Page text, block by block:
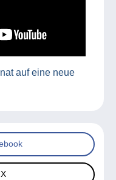
auf eine neue